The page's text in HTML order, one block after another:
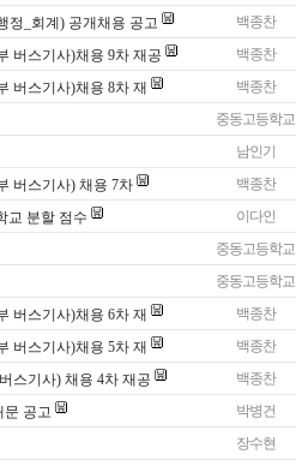
정_회계) 공개채용 공고 백종찬
버스기사)채용 9차 재공 백종찬
버스기사)채용 8차 재 백종찬
중동고등학교
남인기
버스기사) 채용 7차 백종찬
교 분할 점수 이다인
중동고등학교
중동고등학교
버스기사)채용 6차 재 백종찬
버스기사)채용 5차 재 백종찬
스기사) 채용 4차 재공 백종찬
문 공고 박병건
장수현